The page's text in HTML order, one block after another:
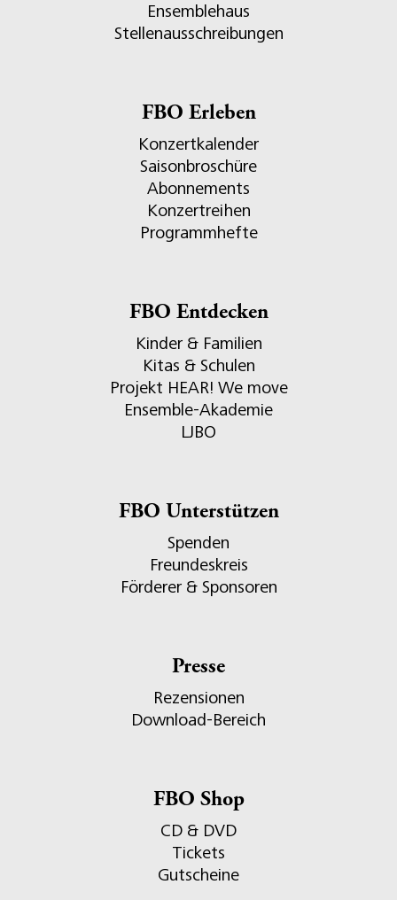
Ensemblehaus
Stellenausschreibungen
FBO Erleben
Konzertkalender
Saisonbroschüre
Abonnements
Konzertreihen
Programmhefte
FBO Entdecken
Kinder & Familien
Kitas & Schulen
Projekt HEAR! We move
Ensemble-Akademie
LJBO
FBO Unterstützen
Spenden
Freundeskreis
Förderer & Sponsoren
Presse
Rezensionen
Download-Bereich
FBO Shop
CD & DVD
Tickets
Gutscheine